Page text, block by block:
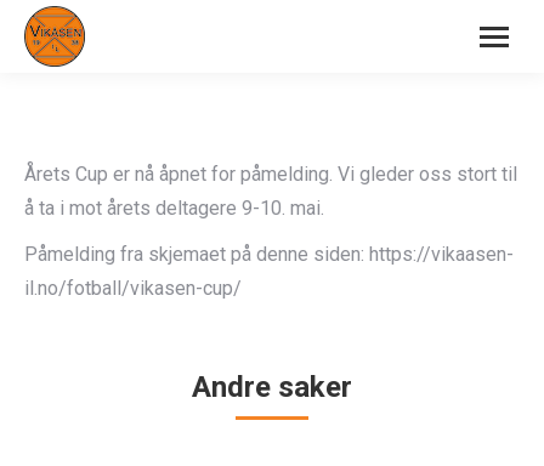
Årets Cup er nå åpnet for påmelding. Vi gleder oss stort til
å ta i mot årets deltagere 9-10. mai.
Påmelding fra skjemaet på denne siden: https://vikaasen-
il.no/fotball/vikasen-cup/
Andre saker